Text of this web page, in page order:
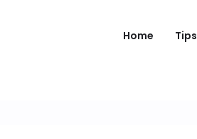
Home Tips